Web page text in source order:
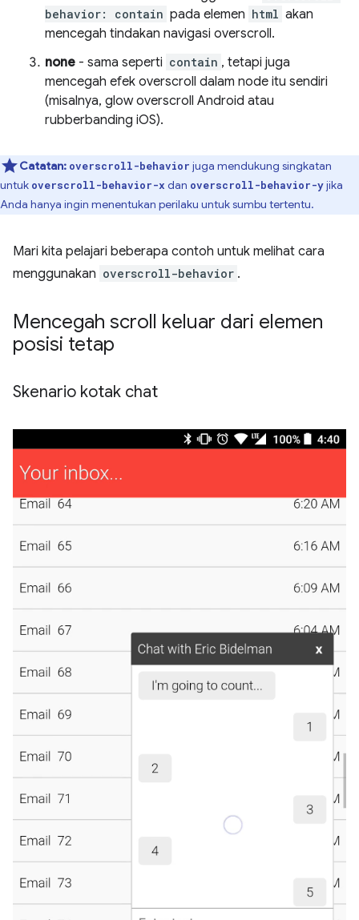
behavior: contain pada elemen html akan
mencegah tindakan navigasi overscroll.
none - sama seperti contain , tetapi juga
mencegah efek overscroll dalam node itu sendiri
(misalnya, glow overscroll Android atau
rubberbanding iOS).
Catatan: overscroll-behavior juga mendukung singkatan
untuk overscroll-behavior-x dan overscroll-behavior-yjika
Anda hanya ingin menentukan perilaku untuk sumbu tertentu.
Mari kita pelajari beberapa contoh untuk melihat cara
menggunakan overscroll-behavior .
Mencegah scroll keluar dari elemen
posisi tetap
Skenario kotak chat